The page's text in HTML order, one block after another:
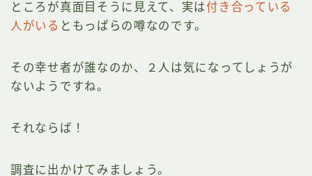
ところが真面目そうに見えて、実は付き合っている
人がいる ともっぱらの噂なのです。
その幸せ者が誰なのか、２人は気になってしょうが
ないようですね。
それならば！
調査に出かけてみましょう。